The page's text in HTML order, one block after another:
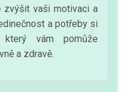
zvýšit vaši motivaci a
a potřeby si
který vám pomůže
a zdravě.